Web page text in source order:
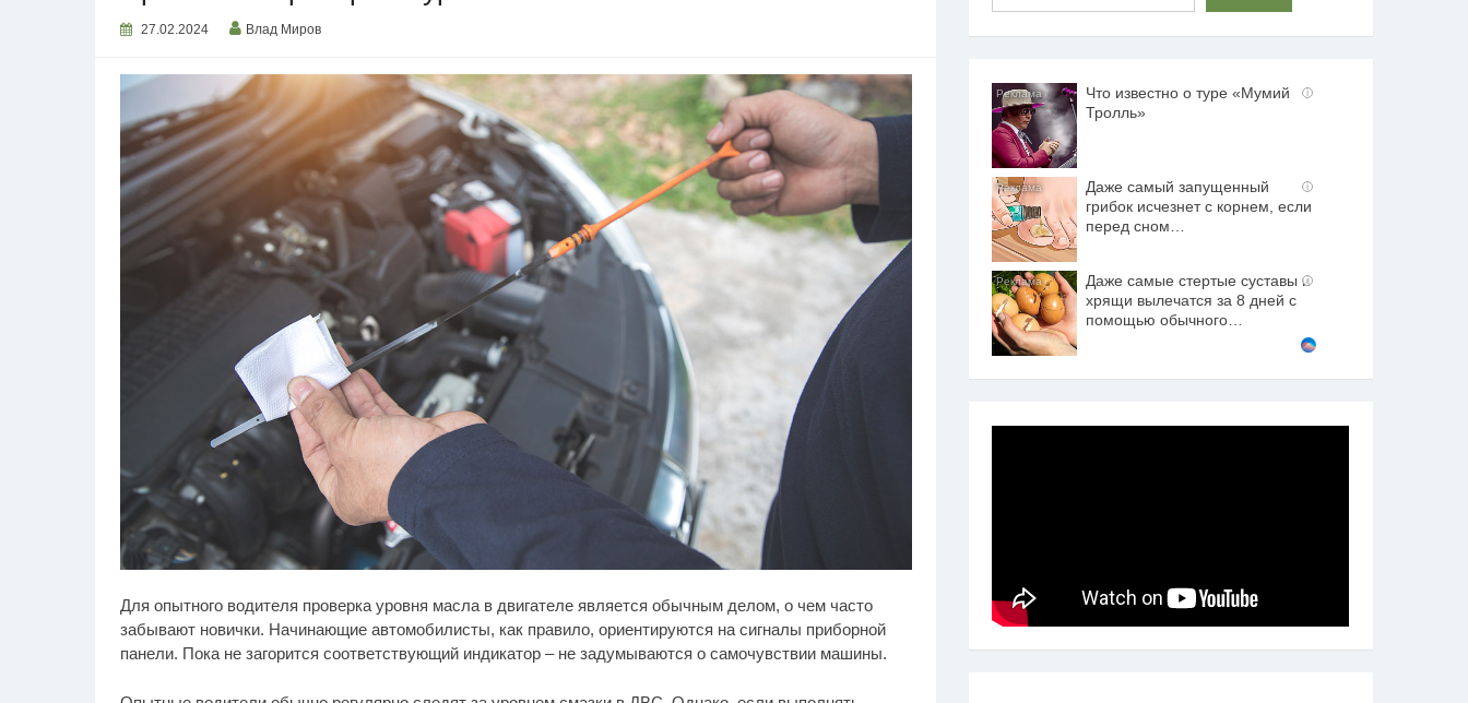
27.02.2024 Влад Миров
Для опытного водителя проверка уровня масла в двигателе является обычным делом, о чем часто
забывают новички. Начинающие автомобилисты, как правило, ориентируются на сигналы приборной
панели. Пока не загорится соответствующий индикатор – не задумываются о самочувствии машины.
i
Что известно о туре «Мумий
Тролль»
i
Даже самый запущенный
грибок исчезнет с корнем, если
перед сном…
i
Даже самые стертые суставы и
хрящи вылечатся за 8 дней с
помощью обычного…
огурцы в холодильнике:
есть один маленький
«Мумий Тролль»
будете смеяться долго